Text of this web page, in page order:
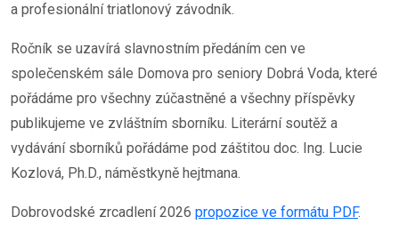
a profesionální triatlonový závodník.
Ročník se uzavírá slavnostním předáním cen ve
společenském sále Domova pro seniory Dobrá Voda, které
pořádáme pro všechny zúčastněné a všechny příspěvky
publikujeme ve zvláštním sborníku. Literární soutěž a
vydávání sborníků pořádáme pod záštitou doc. Ing. Lucie
Kozlová, Ph.D., náměstkyně hejtmana.
Dobrovodské zrcadlení 2026 propozice ve formátu PDF.